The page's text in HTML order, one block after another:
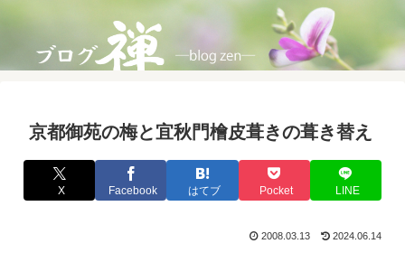
京都御苑の梅と宜秋門檜皮葺きの葺き替え
X Facebook はてブ Pocket LINE
2008.03.13 2024.06.14